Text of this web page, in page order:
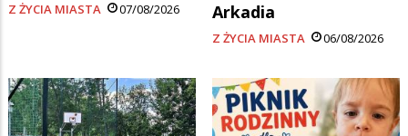
Z ŻYCIA MIASTA 07/08/2026
Arkadia
Z ŻYCIA MIASTA 06/08/2026